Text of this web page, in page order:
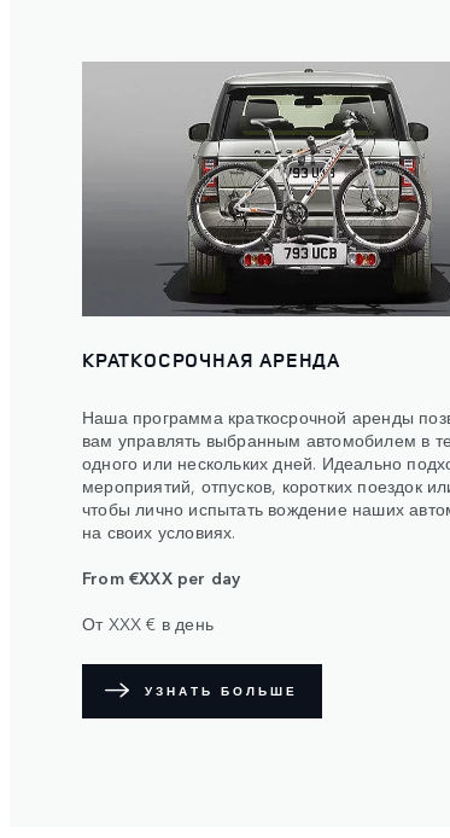
КРАТКОСРОЧНАЯ АРЕНДА
Наша программа краткосрочной аренды
вам управлять выбранным автомобилем в
одного или нескольких дней. Идеально
мероприятий, отпусков, коротких поездок
чтобы лично испытать вождение наших
на своих условиях.
From €XXX per day
От XXX € в день
УЗНАТЬ БОЛЬШЕ